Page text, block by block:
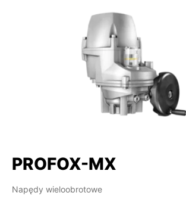
PROFOX-MX
Napędy wieloobrotowe